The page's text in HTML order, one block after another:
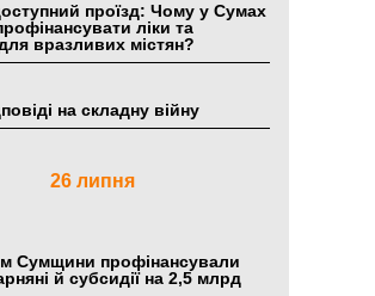
проїзд: Чому у Сумах
ліки та
вразливих містян?
на складну війну
26 липня
Сумщини профінансували
й субсидії на 2,5 млрд